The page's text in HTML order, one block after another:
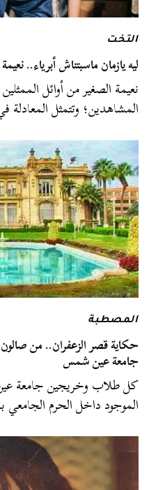
التخت
ليه يازمان ماسبتناش أبرياء..
نعيمة الصغير من أوائل
المشاهدين؛ وتتمثل
المصطبة
حكاية قصر الزعفران.. من
جامعة عين شمس
كل طلاب وخريجين جامعة
الموجود داخل الحرم